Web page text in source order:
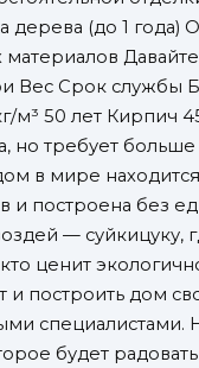
дерева (до 1
Вес Срок службы
м³ 50 лет Кирпич
но требует
в мире
построена без
—
ценит
построить дом
специалистами.
будет